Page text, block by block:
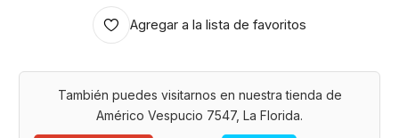
Agregar a la lista de favoritos
También puedes visitarnos en nuestra tienda de
Américo Vespucio 7547, La Florida.